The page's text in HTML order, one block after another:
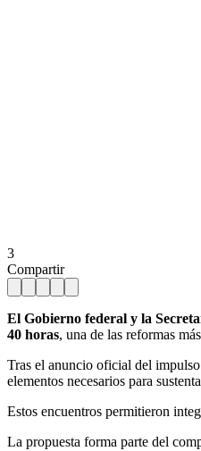
3
Compartir
El Gobierno federal y la
40 horas, una de las reformas
Tras el anuncio oficial del
elementos necesarios para
Estos encuentros permitieron
La propuesta forma parte del